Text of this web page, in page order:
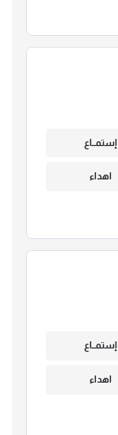
إستمــاع
اهداء
إستمــاع
اهداء